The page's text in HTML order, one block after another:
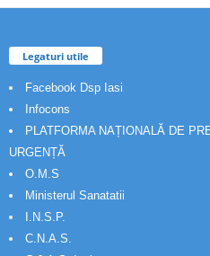
Legaturi utile
Facebook Dsp Iasi
Infocons
PLATFORMA NAȚIONALĂ DE
URGENȚĂ
O.M.S
Ministerul Sanatatii
I.N.S.P.
C.N.A.S.